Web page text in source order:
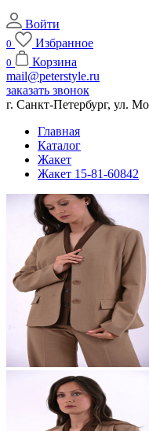
Войти
0 Избранное
0
Корзина
mail@peterstyle.ru
заказать звонок
г. Санкт-Петербург, ул.
Главная
Каталог
Жакет
Жакет 15-81-60842